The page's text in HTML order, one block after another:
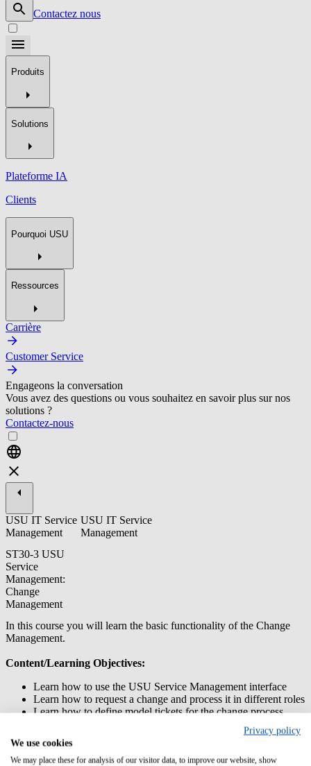
Contactez nous
Produits
Solutions
Plateforme IA
Clients
Pourquoi USU
Ressources
Carrière
Customer Service
Engageons la conversation
Vous avez des questions ou vous souhaitez en savoir plus sur nos
solutions ?
Contactez-nous
USU IT Service
Management
ST30-3 USU
Service
Management:
Change
Management
USU IT Service
Management
In this course you will learn the basic functionality of the Change
Management.
Content/Learning Objectives:
Learn how to use the USU Service Management interface
Learn how to request a change and process it in different roles
Learn how to define model tickets for the change process
Prior knowledge:
Privacy policy
We use cookies
We may place these for analysis of our visitor data, to improve our website, show